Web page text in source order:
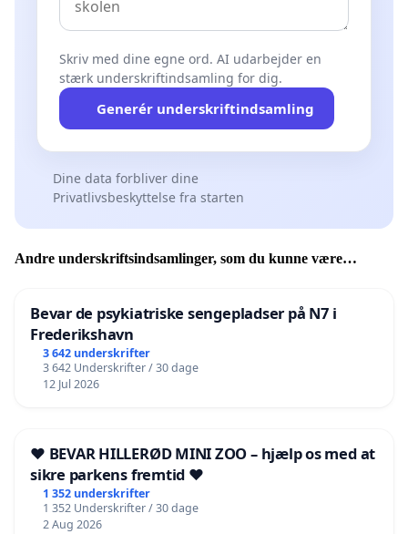
Skriv med dine egne ord. AI udarbejder en
stærk underskriftindsamling for dig.
Generér underskriftindsamling
Dine data forbliver dine
Privatlivsbeskyttelse fra starten
Andre underskriftsindsamlinger, som du kunne være
Bevar de psykiatriske sengepladser på N7 i
Frederikshavn
3 642 underskrifter
3 642 Underskrifter / 30 dage
12 Jul 2026
❤️ BEVAR HILLERØD MINI ZOO – hjælp os med at
sikre parkens fremtid ❤️
1 352 underskrifter
1 352 Underskrifter / 30 dage
2 Aug 2026